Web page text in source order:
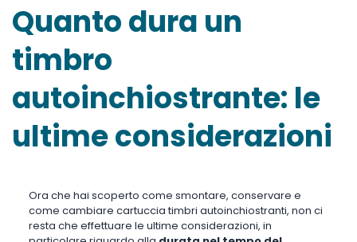
Quanto dura un
timbro
autoinchiostrante: le
ultime considerazioni
Ora che hai scoperto come smontare, conservare e
come cambiare cartuccia timbri autoinchiostranti, non ci
resta che effettuare le ultime considerazioni, in